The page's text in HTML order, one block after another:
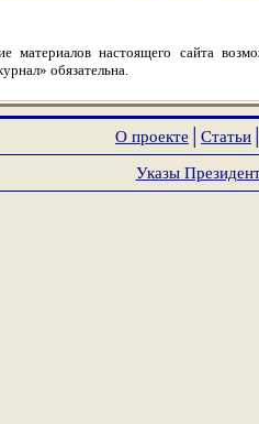
материалов настоящего сайта
обязательна.
О проекте Статьи
Указы